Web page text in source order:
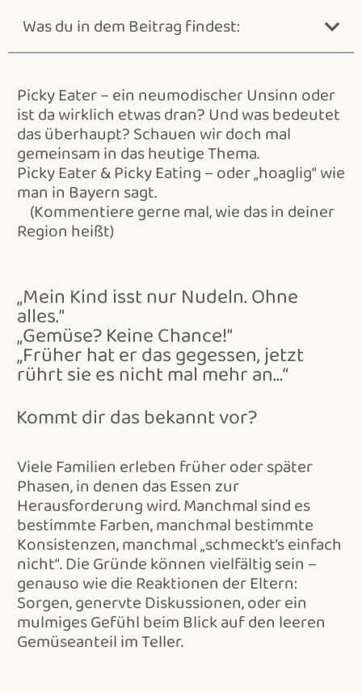
Was du in dem Beitrag findest:
Picky Eater – ein neumodischer Unsinn oder
ist da wirklich etwas dran? Und was bedeutet
das überhaupt? Schauen wir doch mal
gemeinsam in das heutige Thema.
Picky Eater & Picky Eating – oder „hoaglig“ wie
man in Bayern sagt.
(Kommentiere gerne mal, wie das in deiner
Region heißt)
„Mein Kind isst nur Nudeln. Ohne
alles.“
„Gemüse? Keine Chance!“
„Früher hat er das gegessen, jetzt
rührt sie es nicht mal mehr an…“
Kommt dir das bekannt vor?
Viele Familien erleben früher oder später
Phasen, in denen das Essen zur
Herausforderung wird. Manchmal sind es
bestimmte Farben, manchmal bestimmte
Konsistenzen, manchmal „schmeckt’s einfach
nicht“. Die Gründe können vielfältig sein –
genauso wie die Reaktionen der Eltern:
Sorgen, genervte Diskussionen, oder ein
mulmiges Gefühl beim Blick auf den leeren
Gemüseanteil im Teller.